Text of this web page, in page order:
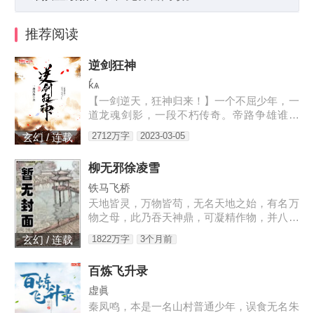
推荐阅读
玄幻 / 连载
逆剑狂神
kͬѧ
【一剑逆天，狂神归来！】一个不屈少年，一
道龙魂剑影，一段不朽传奇。帝路争雄谁为
峰，唯我林轩傲苍生！3w471-25091
2712万字 2023-03-05
玄幻 / 连载
柳无邪徐凌雪
铁马飞桥
天地皆灵，万物皆苟，无名天地之始，有名万
物之母，此乃吞天神鼎，可凝精作物，并八荒
神，踏天之路！
1822万字 3个月前
百炼飞升录
虚眞
秦凤鸣，本是一名山村普通少年，误食无名朱